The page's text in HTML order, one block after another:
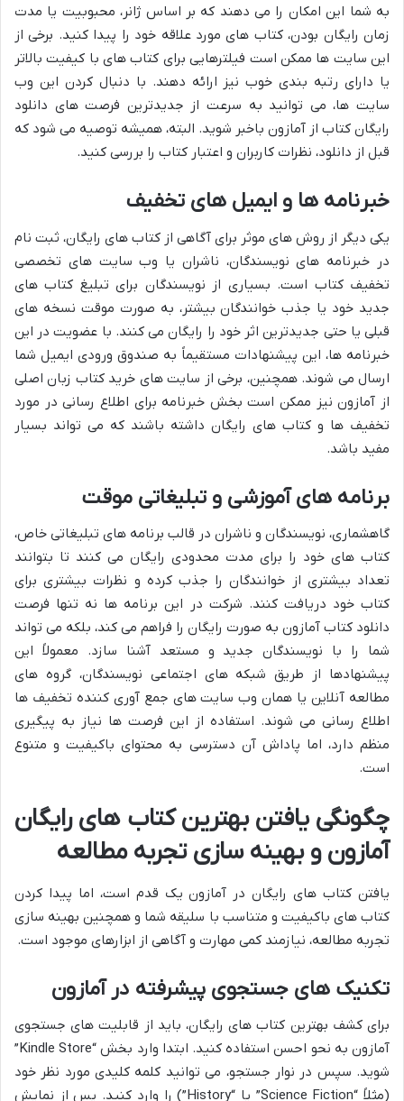
به شما این امکان را می دهند که بر اساس ژانر، محبوبیت یا مدت
زمان رایگان بودن، کتاب های مورد علاقه خود را پیدا کنید. برخی از
این سایت ها ممکن است فیلترهایی برای کتاب های با کیفیت بالاتر
یا دارای رتبه بندی خوب نیز ارائه دهند. با دنبال کردن این وب
سایت ها، می توانید به سرعت از جدیدترین فرصت های دانلود
رایگان کتاب از آمازون باخبر شوید. البته، همیشه توصیه می شود که
قبل از دانلود، نظرات کاربران و اعتبار کتاب را بررسی کنید.
خبرنامه ها و ایمیل های تخفیف
یکی دیگر از روش های موثر برای آگاهی از کتاب های رایگان، ثبت نام
در خبرنامه های نویسندگان، ناشران یا وب سایت های تخصصی
تخفیف کتاب است. بسیاری از نویسندگان برای تبلیغ کتاب های
جدید خود یا جذب خوانندگان بیشتر، به صورت موقت نسخه های
قبلی یا حتی جدیدترین اثر خود را رایگان می کنند. با عضویت در این
خبرنامه ها، این پیشنهادات مستقیماً به صندوق ورودی ایمیل شما
ارسال می شوند. همچنین، برخی از سایت های خرید کتاب زبان اصلی
از آمازون نیز ممکن است بخش خبرنامه برای اطلاع رسانی در مورد
تخفیف ها و کتاب های رایگان داشته باشند که می تواند بسیار
مفید باشد.
برنامه های آموزشی و تبلیغاتی موقت
گاهشماری، نویسندگان و ناشران در قالب برنامه های تبلیغاتی خاص،
کتاب های خود را برای مدت محدودی رایگان می کنند تا بتوانند
تعداد بیشتری از خوانندگان را جذب کرده و نظرات بیشتری برای
کتاب خود دریافت کنند. شرکت در این برنامه ها نه تنها فرصت
دانلود کتاب آمازون به صورت رایگان را فراهم می کند، بلکه می تواند
شما را با نویسندگان جدید و مستعد آشنا سازد. معمولاً این
پیشنهادها از طریق شبکه های اجتماعی نویسندگان، گروه های
مطالعه آنلاین یا همان وب سایت های جمع آوری کننده تخفیف ها
اطلاع رسانی می شوند. استفاده از این فرصت ها نیاز به پیگیری
منظم دارد، اما پاداش آن دسترسی به محتوای باکیفیت و متنوع
است.
چگونگی یافتن بهترین کتاب های رایگان
آمازون و بهینه سازی تجربه مطالعه
یافتن کتاب های رایگان در آمازون یک قدم است، اما پیدا کردن
کتاب های باکیفیت و متناسب با سلیقه شما و همچنین بهینه سازی
تجربه مطالعه، نیازمند کمی مهارت و آگاهی از ابزارهای موجود است.
تکنیک های جستجوی پیشرفته در آمازون
برای کشف بهترین کتاب های رایگان، باید از قابلیت های جستجوی
آمازون به نحو احسن استفاده کنید. ابتدا وارد بخش “Kindle Store”
شوید. سپس در نوار جستجو، می توانید کلمه کلیدی مورد نظر خود
(مثلاً “Science Fiction” یا “History”) را وارد کنید. پس از نمایش